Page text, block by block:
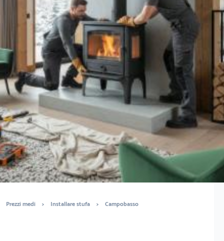
Il costo medio per installare stufa va da 2000€
a 5000€
Vuoi sapere il prezzo preciso per installare stufa? Ottieni preventivi
gratuiti.
È completamente gratuito
Trova installatori di stufe
Prezzi medi > Installare stufa > Campobasso